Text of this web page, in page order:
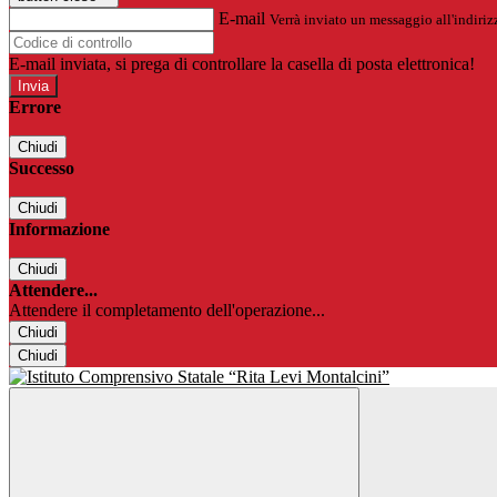
E-mail Verrà inviato un messaggio
E-mail inviata, si prega di controllare la casella di posta elettronica!
Errore
Chiudi
Successo
Chiudi
Informazione
Chiudi
Attendere...
Attendere il completamento dell'operazione...
Chiudi
Chiudi